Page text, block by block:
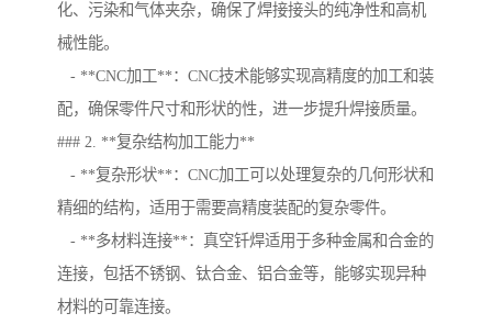
化、污染和气体夹杂，确保了焊接接头的纯净性和高机
械性能。
- **CNC加工**：CNC技术能够实现高精度的加工和装
配，确保零件尺寸和形状的性，进一步提升焊接质量。
### 2. **复杂结构加工能力**
- **复杂形状**：CNC加工可以处理复杂的几何形状和
精细的结构，适用于需要高精度装配的复杂零件。
- **多材料连接**：真空钎焊适用于多种金属和合金的
连接，包括不锈钢、钛合金、铝合金等，能够实现异种
材料的可靠连接。